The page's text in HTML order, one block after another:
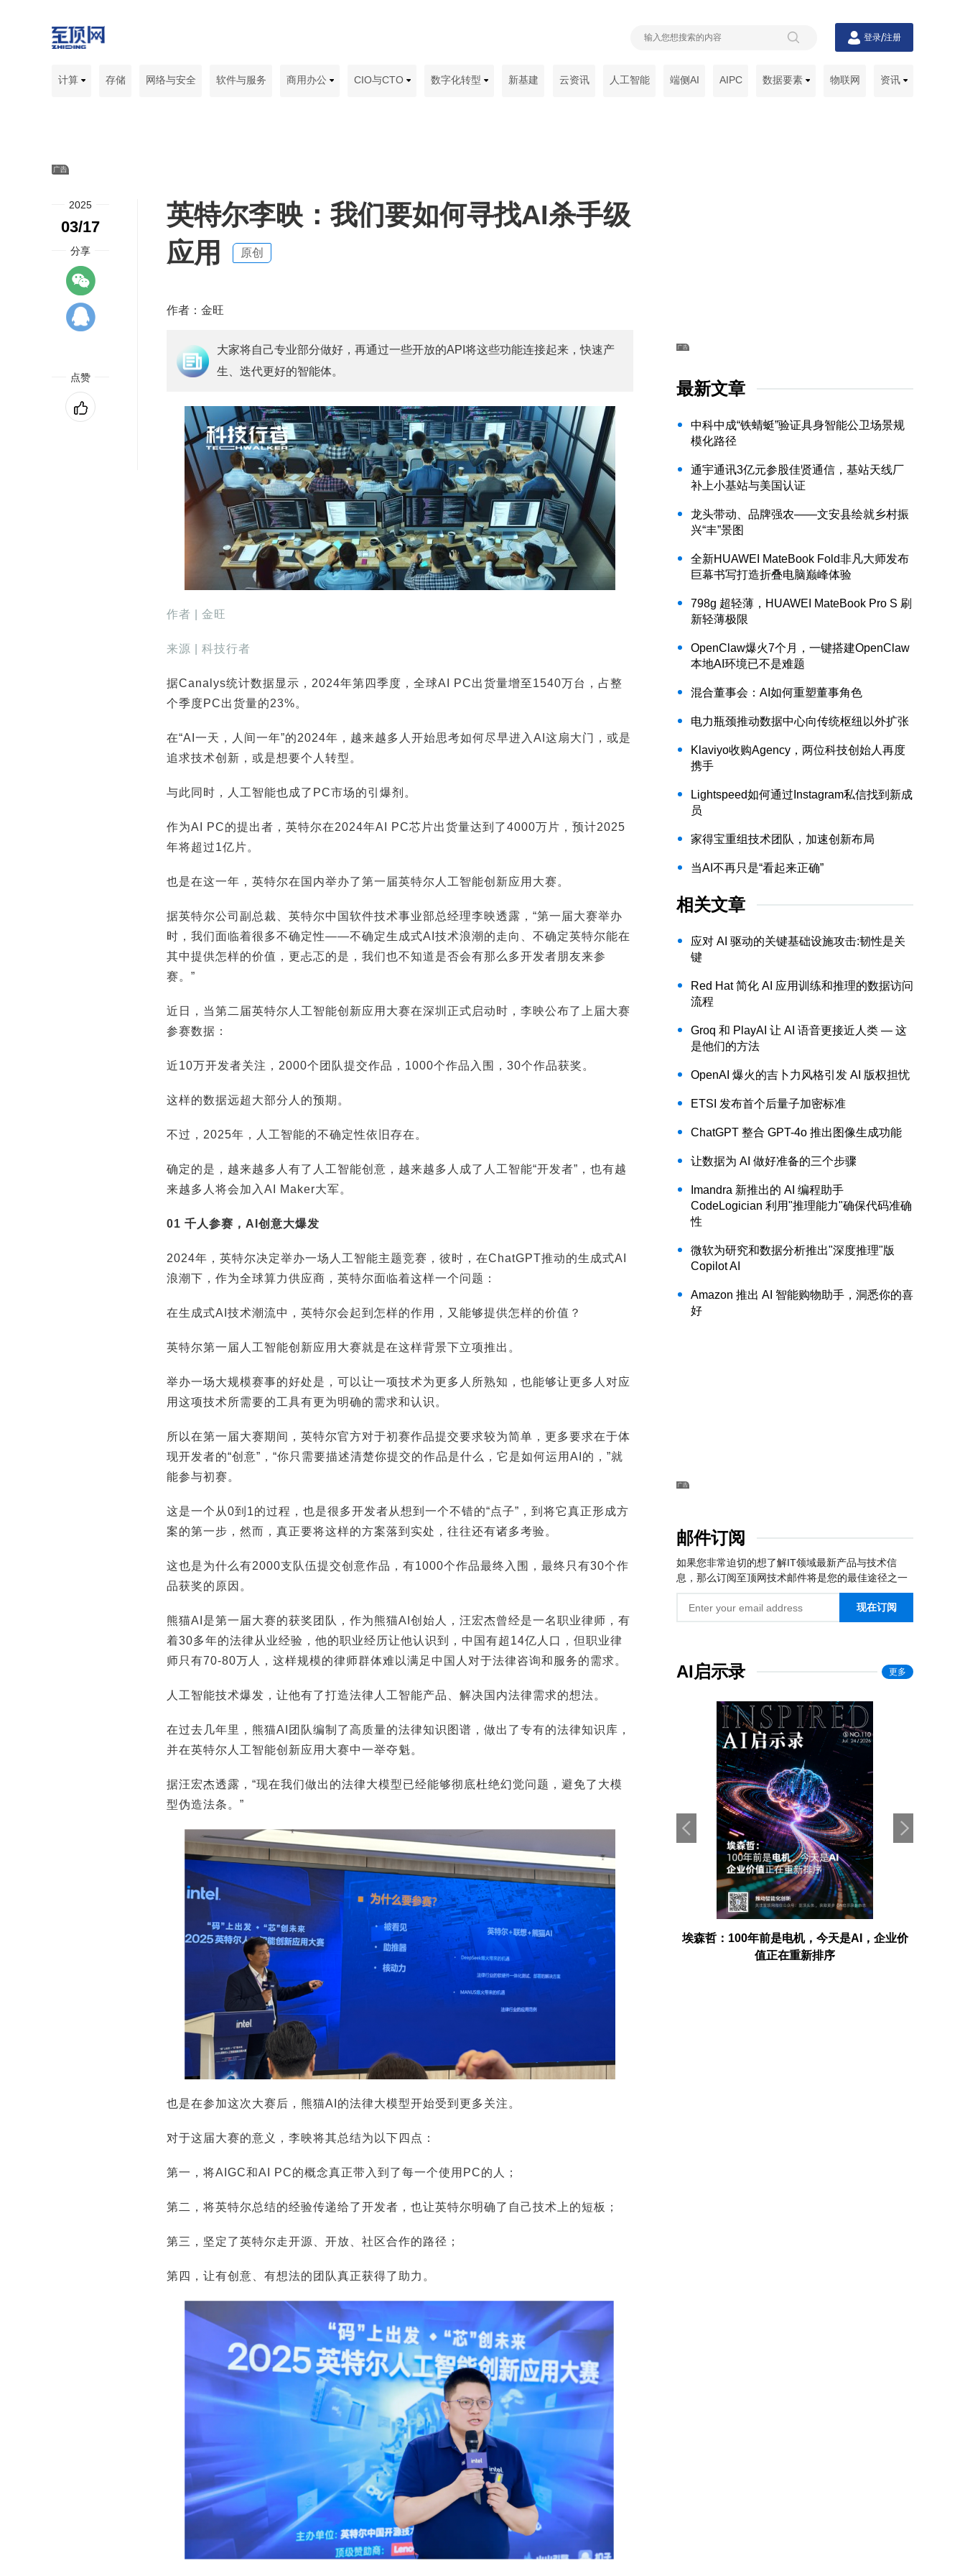
登录/注册
计算 存储 网络与安全 软件与服务 商用办公 CIO与CTO 数字化转型 新基建 云资讯 人工智能 端侧AI AIPC 数据要素 物联网 资讯
英特尔李映：我们要如何寻找AI杀手级
应用
原创
作者：金旺
大家将自己专业部分做好，再通过一些开放的API将这些功能连接起来，快速产
生、迭代更好的智能体。
作者 | 金旺
来源 | 科技行者
据Canalys统计数据显示，2024年第四季度，全球AI PC出货量增至1540万台，占整
个季度PC出货量的23%。
在“AI一天，人间一年”的2024年，越来越多人开始思考如何尽早进入AI这扇大门，或是
追求技术创新，或是想要个人转型。
与此同时，人工智能也成了PC市场的引爆剂。
作为AI PC的提出者，英特尔在2024年AI PC芯片出货量达到了4000万片，预计2025
年将超过1亿片。
也是在这一年，英特尔在国内举办了第一届英特尔人工智能创新应用大赛。
据英特尔公司副总裁、英特尔中国软件技术事业部总经理李映透露，“第一届大赛举办
时，我们面临着很多不确定性——不确定生成式AI技术浪潮的走向、不确定英特尔能在
其中提供怎样的价值，更忐忑的是，我们也不知道是否会有那么多开发者朋友来参
赛。”
近日，当第二届英特尔人工智能创新应用大赛在深圳正式启动时，李映公布了上届大赛
参赛数据：
近10万开发者关注，2000个团队提交作品，1000个作品入围，30个作品获奖。
这样的数据远超大部分人的预期。
不过，2025年，人工智能的不确定性依旧存在。
确定的是，越来越多人有了人工智能创意，越来越多人成了人工智能“开发者”，也有越
来越多人将会加入AI Maker大军。
01 千人参赛，AI创意大爆发
2024年，英特尔决定举办一场人工智能主题竞赛，彼时，在ChatGPT推动的生成式AI
浪潮下，作为全球算力供应商，英特尔面临着这样一个问题：
在生成式AI技术潮流中，英特尔会起到怎样的作用，又能够提供怎样的价值？
英特尔第一届人工智能创新应用大赛就是在这样背景下立项推出。
举办一场大规模赛事的好处是，可以让一项技术为更多人所熟知，也能够让更多人对应
用这项技术所需要的工具有更为明确的需求和认识。
所以在第一届大赛期间，英特尔官方对于初赛作品提交要求较为简单，更多要求在于体
现开发者的“创意”，“你只需要描述清楚你提交的作品是什么，它是如何运用AI的，”就
能参与初赛。
这是一个从0到1的过程，也是很多开发者从想到一个不错的“点子”，到将它真正形成方
案的第一步，然而，真正要将这样的方案落到实处，往往还有诸多考验。
这也是为什么有2000支队伍提交创意作品，有1000个作品最终入围，最终只有30个作
品获奖的原因。
熊猫AI是第一届大赛的获奖团队，作为熊猫AI创始人，汪宏杰曾经是一名职业律师，有
着30多年的法律从业经验，他的职业经历让他认识到，中国有超14亿人口，但职业律
师只有70-80万人，这样规模的律师群体难以满足中国人对于法律咨询和服务的需求。
人工智能技术爆发，让他有了打造法律人工智能产品、解决国内法律需求的想法。
在过去几年里，熊猫AI团队编制了高质量的法律知识图谱，做出了专有的法律知识库，
并在英特尔人工智能创新应用大赛中一举夺魁。
据汪宏杰透露，“现在我们做出的法律大模型已经能够彻底杜绝幻觉问题，避免了大模
型伪造法条。”
也是在参加这次大赛后，熊猫AI的法律大模型开始受到更多关注。
对于这届大赛的意义，李映将其总结为以下四点：
第一，将AIGC和AI PC的概念真正带入到了每一个使用PC的人；
第二，将英特尔总结的经验传递给了开发者，也让英特尔明确了自己技术上的短板；
第三，坚定了英特尔走开源、开放、社区合作的路径；
第四，让有创意、有想法的团队真正获得了助力。
2025
03/17
分享
点赞
最新文章
中科中成“铁蜻蜓”验证具身智能公卫场景规
模化路径
通宇通讯3亿元参股佳贤通信，基站天线厂
补上小基站与美国认证
龙头带动、品牌强农——文安县绘就乡村振
兴“丰”景图
全新HUAWEI MateBook Fold非凡大师发布
巨幕书写打造折叠电脑巅峰体验
798g 超轻薄，HUAWEI MateBook Pro S 刷
新轻薄极限
OpenClaw爆火7个月，一键搭建OpenClaw
本地AI环境已不是难题
混合董事会：AI如何重塑董事角色
电力瓶颈推动数据中心向传统枢纽以外扩张
Klaviyo收购Agency，两位科技创始人再度
携手
Lightspeed如何通过Instagram私信找到新成
员
家得宝重组技术团队，加速创新布局
当AI不再只是“看起来正确”
相关文章
应对 AI 驱动的关键基础设施攻击:韧性是关
键
Red Hat 简化 AI 应用训练和推理的数据访问
流程
Groq 和 PlayAI 让 AI 语音更接近人类 — 这
是他们的方法
OpenAI 爆火的吉卜力风格引发 AI 版权担忧
ETSI 发布首个后量子加密标准
ChatGPT 整合 GPT-4o 推出图像生成功能
让数据为 AI 做好准备的三个步骤
Imandra 新推出的 AI 编程助手
CodeLogician 利用"推理能力"确保代码准确
性
微软为研究和数据分析推出"深度推理"版
Copilot AI
Amazon 推出 AI 智能购物助手，洞悉你的喜
好
邮件订阅
如果您非常迫切的想了解IT领域最新产品与技术信
息，那么订阅至顶网技术邮件将是您的最佳途径之一
现在订阅
AI启示录 更多
埃森哲：100年前是电机，今天是AI，企业价
值正在重新排序